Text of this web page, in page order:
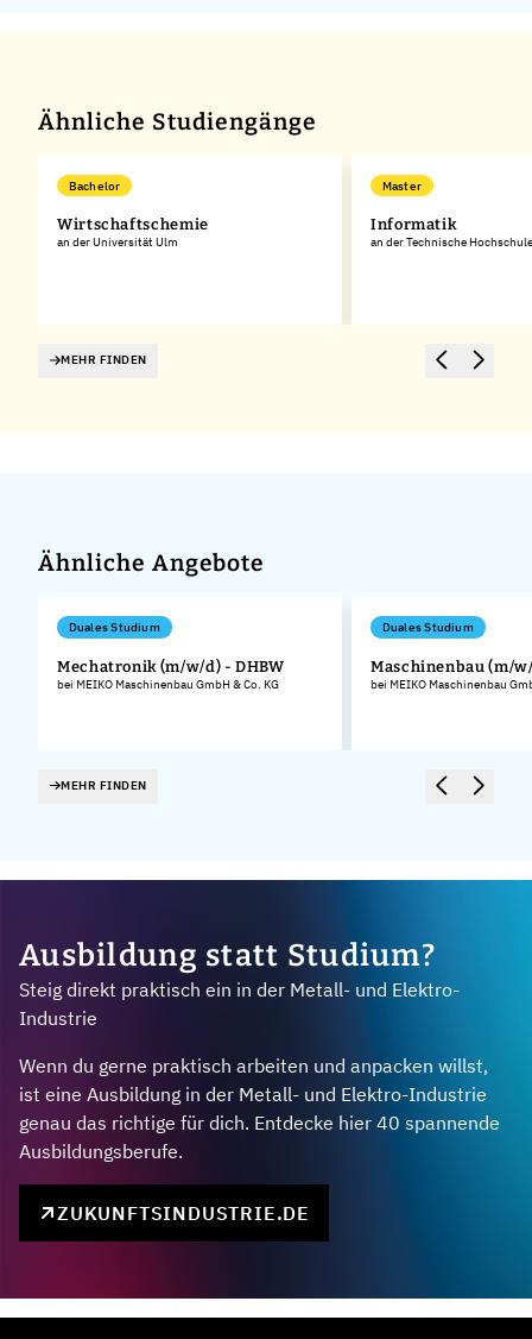
Ähnliche Studiengänge
Bachelor
Wirtschaftschemie
an der Universität Ulm
Master
Informatik
an der Technische
MEHR FINDEN
Ähnliche Angebote
Duales Studium
Mechatronik (m/w/d) - DHBW
bei MEIKO Maschinenbau GmbH & Co. KG
Duales Studium
Maschinenbau (m/
bei MEIKO Maschinenbau
MEHR FINDEN
Ausbildung statt Studium?
Steig direkt praktisch ein in der Metall- und Elektro-
Industrie
Wenn du gerne praktisch arbeiten und anpacken willst,
ist eine Ausbildung in der Metall- und Elektro-Industrie
genau das richtige für dich. Entdecke hier 40 spannende
Ausbildungsberufe.
ZUKUNFTSINDUSTRIE.DE